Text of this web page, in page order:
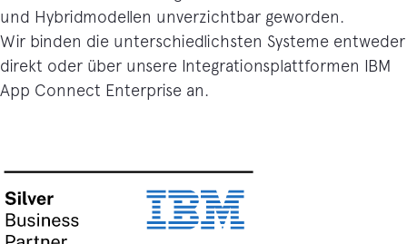
und Hybridmodellen unverzichtbar geworden.
Wir binden die unterschiedlichsten Systeme entweder
direkt oder über unsere Integrationsplattformen IBM
App Connect Enterprise an.